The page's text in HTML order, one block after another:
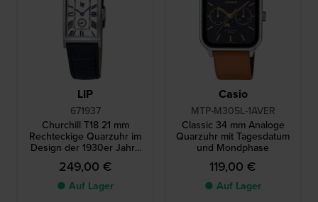
LIP
671937
Churchill T18 21 mm
Rechteckige Quarzuhr im
Design der 1930er Jahre
mit kleiner Sekunde
249,00 €
● Auf Lager
Casio
MTP-M305L-1AVER
Classic 34 mm Analoge
Quarzuhr mit Tagesdatum
und Mondphase
119,00 €
● Auf Lager